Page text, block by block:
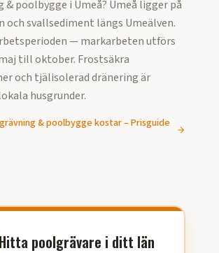
& poolbygge i Umeå? Umeå ligger på
och svallsediment längs Umeälven.
— markarbeten utförs
till oktober. Frostsäkra
och tjälisolerad dränering är
husgrunder.
& poolbygge kostar – Prisguide
poolgrävare i ditt län